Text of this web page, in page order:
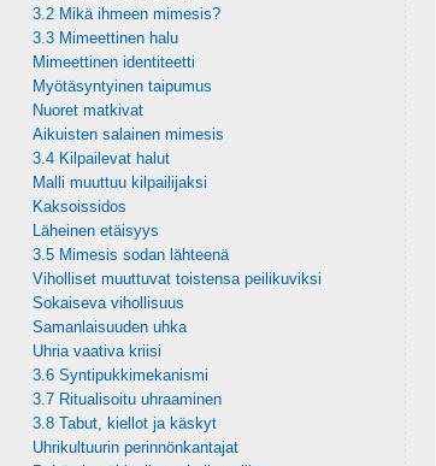
3.2 Mikä ihmeen mimesis?
3.3 Mimeettinen halu
Mimeettinen identiteetti
Myötäsyntyinen taipumus
Nuoret matkivat
Aikuisten salainen mimesis
3.4 Kilpailevat halut
Malli muuttuu kilpailijaksi
Kaksoissidos
Läheinen etäisyys
3.5 Mimesis sodan lähteenä
Viholliset muuttuvat toistensa peilikuviksi
Sokaiseva vihollisuus
Samanlaisuuden uhka
Uhria vaativa kriisi
3.6 Syntipukkimekanismi
3.7 Ritualisoitu uhraaminen
3.8 Tabut, kiellot ja käskyt
Uhrikultuurin perinnönkantajat